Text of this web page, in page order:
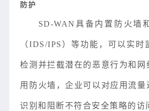
防护
SD-WAN具备内置防火墙
（IDS/IPS）等功能，可以实时
检测并拦截潜在的恶意行为和网
用防火墙，企业可以对应用流量
识别和阻断不符合安全策略的访